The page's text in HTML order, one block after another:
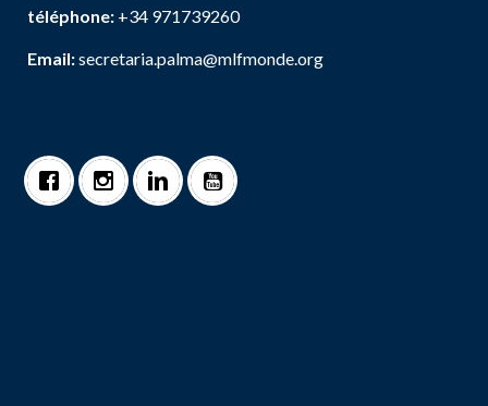
téléphone: +34 971739260
Email:secretaria.palma@mlfmonde.org